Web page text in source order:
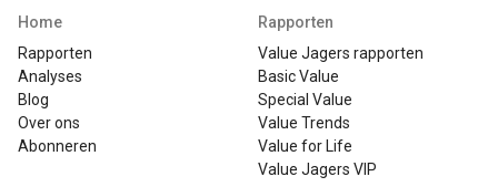
Home
Rapporten
Analyses
Blog
Over ons
Abonneren
Rapporten
Value Jagers rapporten
Basic Value
Special Value
Value Trends
Value for Life
Value Jagers VIP